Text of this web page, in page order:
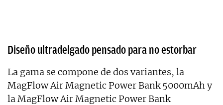
Diseño ultradelgado pensado para no estorbar
La gama se compone de dos variantes, la
MagFlow Air Magnetic Power Bank 5000mAh y
la MagFlow Air Magnetic Power Bank